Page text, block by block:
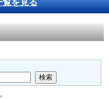
覧を見る